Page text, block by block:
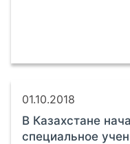
01.10.2018
В Казахстане
специальное